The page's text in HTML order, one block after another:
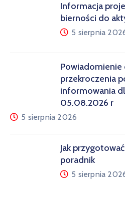
Informacja
bierności do
5 sierpnia
Powiadomienie
przekroczenia
informowania
05.08.2026 r
5 sierpnia 2026
Jak
poradnik
5 sierpnia